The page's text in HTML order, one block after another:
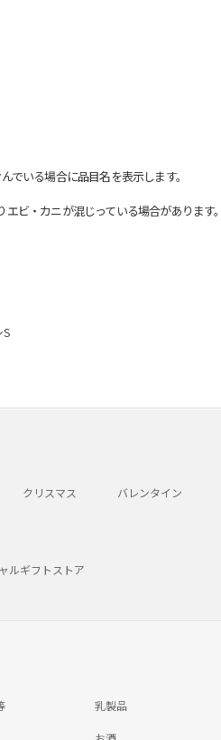
いる場合に品目名を表示します。
・カニが混じっている場合があります
S
クリスマス バレンタイン
ルギフトストア
乳製品